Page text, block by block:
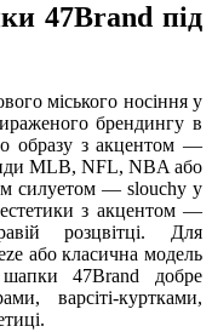
47Brand під
міського носіння у
брендингу в
образу з акцентом —
MLB, NFL, NBA або
силуетом — slouchy у
естетики з акцентом —
розцвітці. Для
або класична модель
47Brand добре
варсіті-куртками,